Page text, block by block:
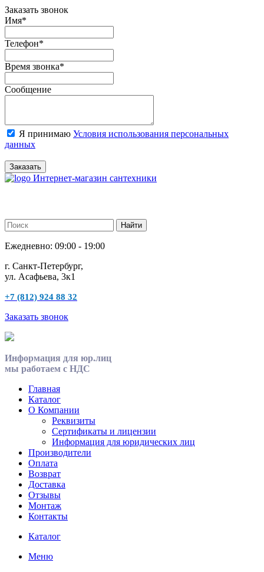
Заказать звонок
Имя*
Телефон*
Время звонка*
Сообщение
Я принимаю Условия использования персональных
данных
Заказать
Интернет-магазин сантехники
Ежедневно: 09:00 - 19:00
г. Санкт-Петербург,
ул. Асафьева, 3к1
+7 (812) 924 88 32
Заказать звонок
Информация для юр.лиц
мы работаем с НДС
Главная
Каталог
О Компании
Реквизиты
Сертификаты и лицензии
Информация для юридических лиц
Производители
Оплата
Возврат
Доставка
Отзывы
Монтаж
Контакты
Каталог
Меню